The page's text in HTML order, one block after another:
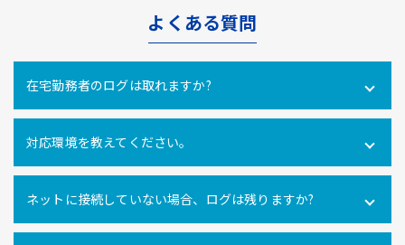
よくある質問
在宅勤務者のログは取れますか?
可能です。社内だけでなく社外にあるPCの操作ログを取得
できます。
対応環境を教えてください。
Windows10・11 全エディション macOS 11(Big Sur)、
12(Monterey)、13(Ventura) ※Macクライアントでは、PC
利用時間ログ（PC利用開始・終了、無操作時間）のみの対
ネットに接続していない場合、ログは残りますか?
インターネットに接続できない環境でのパソコン利用も利